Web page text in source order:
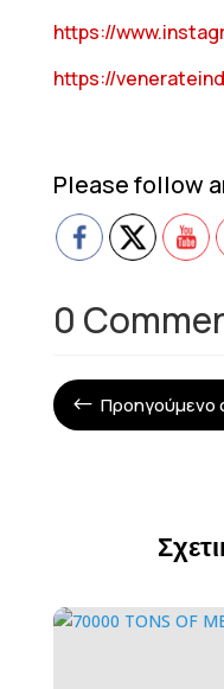
https://
https://
Please follow
0
# Προηγούμενο